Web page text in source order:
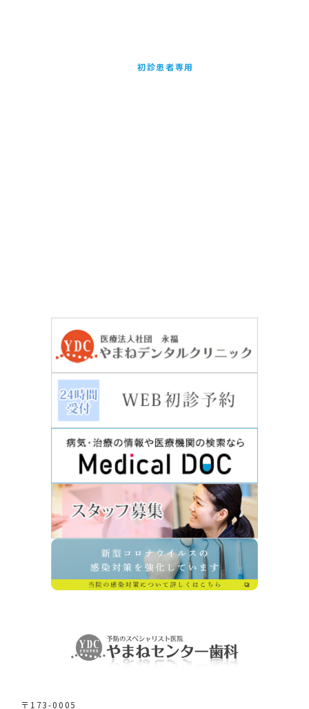
初診患者専用
〒173-0005